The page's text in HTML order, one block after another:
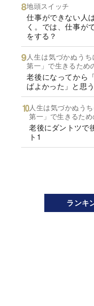
地頭スイッチ
仕事ができない人
く。では、仕事が
をする？
人生は気づかぬう
第一」で生きるため
老後になってから
ばよかった」と思
人生は気づかぬう
第一」で生きるた
老後にダントツで
ト1
ランキ